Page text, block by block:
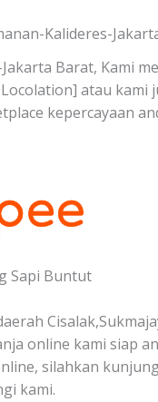
Kalideres-
Barat, Kami
atau kami
kepercayaan
Sapi Buntut
online kami siap
silahkan
kami.